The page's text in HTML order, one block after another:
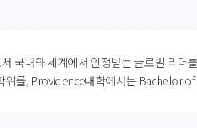
국내와 세계에서 인정받는 글로벌 리더
를, Providence대학에서는 Bachelor